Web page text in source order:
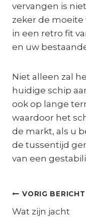
vervangen is
zeker de moeite
in een retro fit
en uw
Niet alleen zal
huidige schip
ook op lange
waardoor het
de markt, als u
de tussentijd
van een
Bericht
navigatie
VORIG BERICHT
Wat zijn jacht